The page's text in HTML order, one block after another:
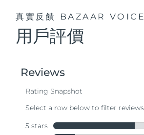
真實反饋 BAZAAR VOICE
用戶評價